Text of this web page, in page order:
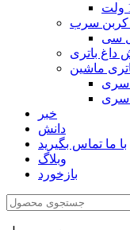
کربن سرب
سی
داغ باتری
ماشین
سری
خبر
دانش
با ما تماس بگیرید
وبلاگ
بازخورد